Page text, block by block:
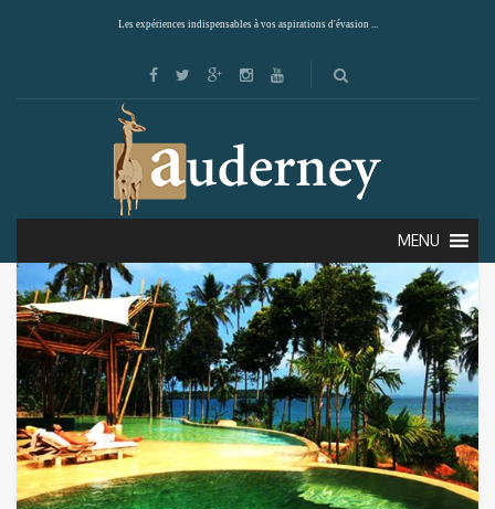
Les expériences indispensables à vos aspirations d'évasion ...
MENU
Showing all 8 results
Default sorting